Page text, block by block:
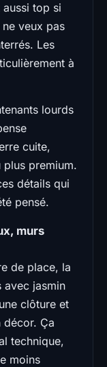
aussi top si
veux pas
Les
à
lourds
cuite,
premium.
détails qui
pensé.
murs
de place, la
avec jasmin
clôture et
décor. Ça
technique,
moins